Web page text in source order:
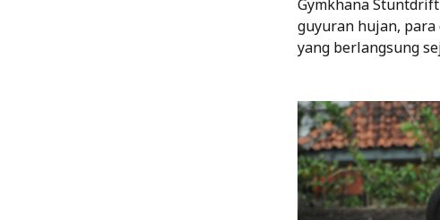
Gymkhana
guyuran hujan,
yang berlangsung